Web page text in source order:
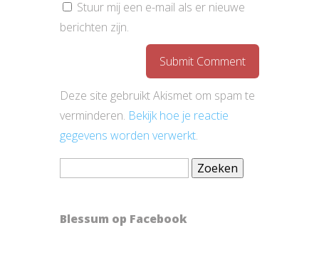
Stuur mij een e-mail als er nieuwe
berichten zijn.
Deze site gebruikt Akismet om spam te
verminderen. Bekijk hoe je reactie
gegevens worden verwerkt.
Zoeken
Blessum op Facebook